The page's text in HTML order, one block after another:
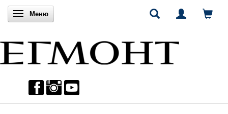
Включи навигацията
Меню